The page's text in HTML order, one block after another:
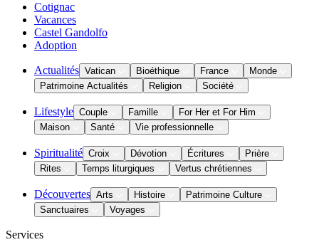
Cotignac
Vacances
Castel Gandolfo
Adoption
Actualités Vatican Bioéthique France
Monde
Patrimoine Actualités
Religion Société
Lifestyle Couple Famille
For Her et For Him
Maison
Santé Vie professionnelle
Spiritualité Croix Dévotion Écritures
Prière
Rites
Temps liturgiques Vertus chrétiennes
Découvertes Arts Histoire
Patrimoine Culture
Sanctuaires
Voyages
Services